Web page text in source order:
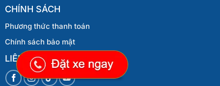
CHÍNH SÁCH
Phương thức thanh toán
Chính sách bảo mật
LIÊN HỆ VỚI CHÚNG TÔI